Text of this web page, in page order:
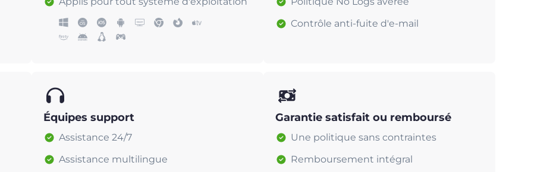
Contrôle anti-fuite d'e-mail
Équipes support
Assistance 24/7
Assistance multilingue
Garantie satisfait ou remboursé
Une politique sans contraintes
Remboursement intégral